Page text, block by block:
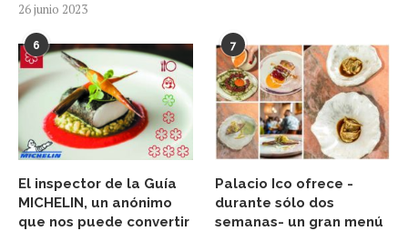
26 junio 2023
6
El inspector de la Guía
MICHELIN, un anónimo
que nos puede convertir
7
Palacio Ico ofrece -
durante sólo dos
semanas- un gran menú